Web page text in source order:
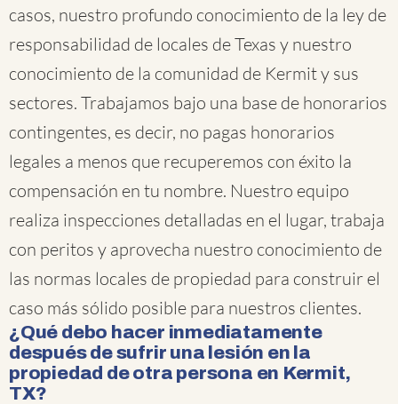
casos, nuestro profundo conocimiento de la ley de
responsabilidad de locales de Texas y nuestro
conocimiento de la comunidad de Kermit y sus
sectores. Trabajamos bajo una base de honorarios
contingentes, es decir, no pagas honorarios
legales a menos que recuperemos con éxito la
compensación en tu nombre. Nuestro equipo
realiza inspecciones detalladas en el lugar, trabaja
con peritos y aprovecha nuestro conocimiento de
las normas locales de propiedad para construir el
caso más sólido posible para nuestros clientes.
¿Qué debo hacer inmediatamente
después de sufrir una lesión en la
propiedad de otra persona en Kermit,
TX?